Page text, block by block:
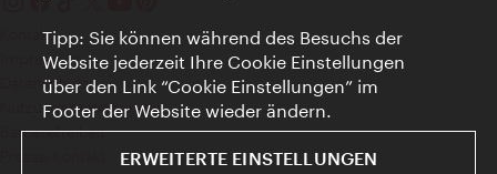
Kontakt
Impressum
Datenschutz
Nutzungsbedingungen
Barrierefreiheit
Tipp: Sie können während des Besuchs der
Website jederzeit Ihre Cookie Einstellungen
über den Link “Cookie Einstellungen” im
Footer der Website wieder ändern.
ERWEITERTE EINSTELLUNGEN